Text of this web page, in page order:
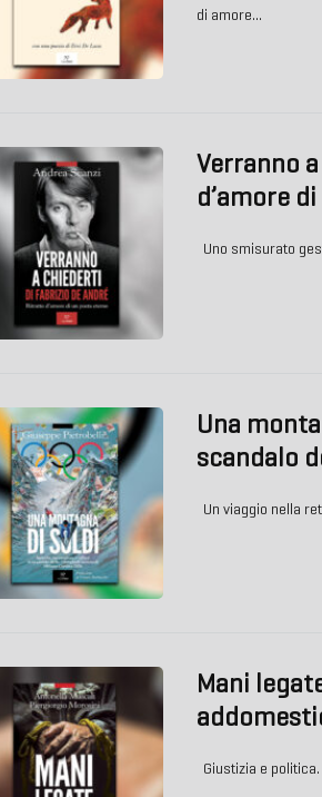
di amore…
Verranno
d’amore
Uno smisurato
Una
scandalo
Un viaggio nella
Mani
Giustizia e